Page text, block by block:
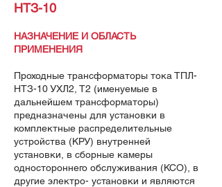
НТЗ-10
НАЗНАЧЕНИЕ И ОБЛАСТЬ
ПРИМЕНЕНИЯ
Проходные трансформаторы тока ТПЛ-
НТЗ-10 УХЛ2, Т2 (именуемые в
дальнейшем трансформаторы)
предназначены для установки в
комплектные распределительные
устройства (КРУ) внутренней
установки, в сборные камеры
одностороннего обслуживания (КСО), в
другие электро- установки и являются